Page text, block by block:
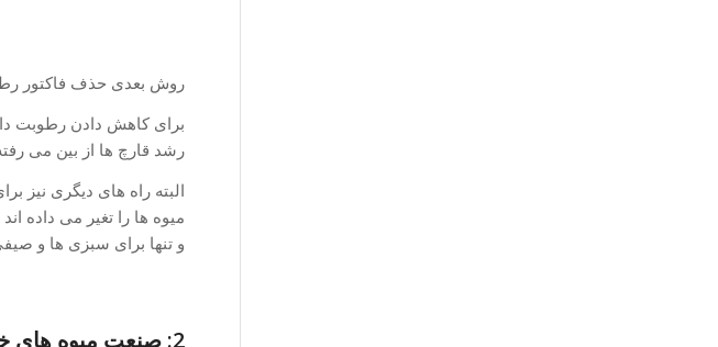
روش بعدی حذف فاکتور
برای کاهش دادن رطوبت
رشد قارچ ها از بین می
البته راه های دیگری نیز
میوه ها را تغیر می داده
و تنها برای سبزی ها و
2: صنعت میوه های خشک شده